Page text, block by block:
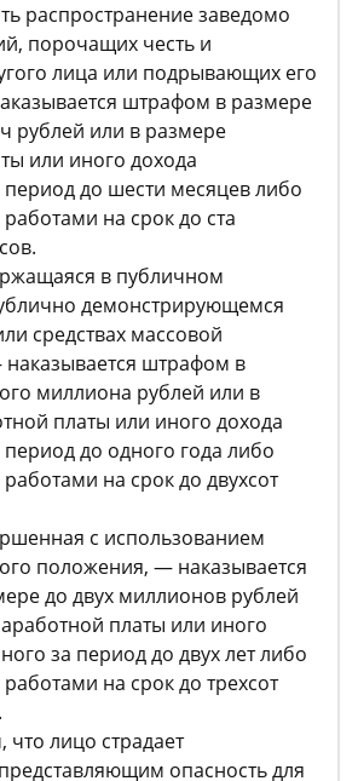
распространение заведомо
порочащих честь и
лица или подрывающих его
штрафом в размере
рублей или в размере
или иного дохода
период до шести месяцев либо
на срок до ста
в публичном
демонстрирующемся
средствах массовой
штрафом в
миллиона рублей или в
платы или иного дохода
до одного года либо
на срок до двухсот
с использованием
положения, — наказывается
до двух миллионов рублей
платы или иного
за период до двух лет либо
на срок до трехсот
что лицо страдает
опасность для